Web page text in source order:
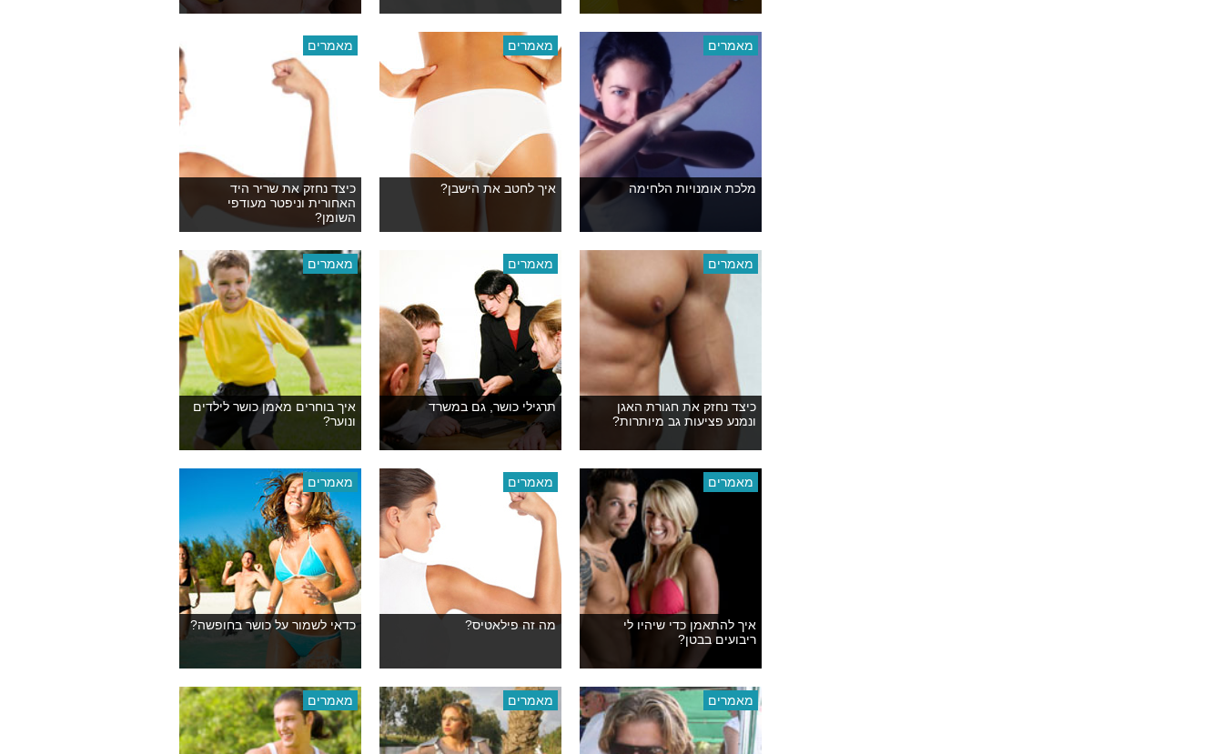
מאמרים
מלכת אומנויות הלחימה
מאמרים
איך לחטב את הישבן?
מאמרים
כיצד נחזק את שריר היד
האחורית וניפטר מעודפי
השומן?
מאמרים
כיצד נחזק את חגורת האגן
ונמנע פציעות גב מיותרות?
מאמרים
תרגילי כושר, גם במשרד
מאמרים
איך בוחרים מאמן כושר לילדים
ונוער?
מאמרים
איך להתאמן כדי שיהיו לי
ריבועים בבטן?
מאמרים
מה זה פילאטיס?
מאמרים
כדאי לשמור על כושר בחופשה?
מאמרים מאמרים מאמרים